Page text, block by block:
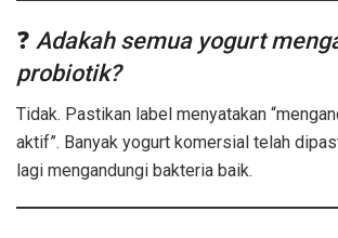
❓ Adakah semua yogurt
probiotik?
Tidak. Pastikan label menyatakan
aktif”. Banyak yogurt komersial telah
lagi mengandungi bakteria baik.